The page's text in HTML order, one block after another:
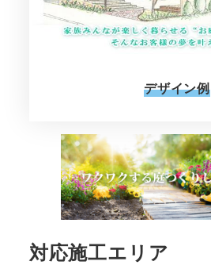
デザイン例
対応施工エリア